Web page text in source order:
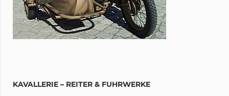
KAVALLERIE – REITER & FUHRWERKE